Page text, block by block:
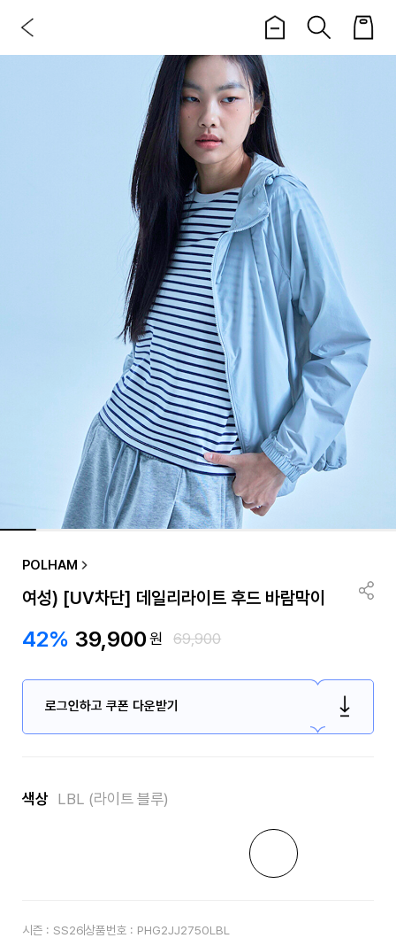
POLHAM
여성) [UV차단] 데일리라이트 후드 바람막이
42% 39,900원 69,900
로그인하고 쿠폰 다운받기
색상 LBL (라이트 블루)
시즌 : SS26상품번호 : PHG2JJ2750LBL